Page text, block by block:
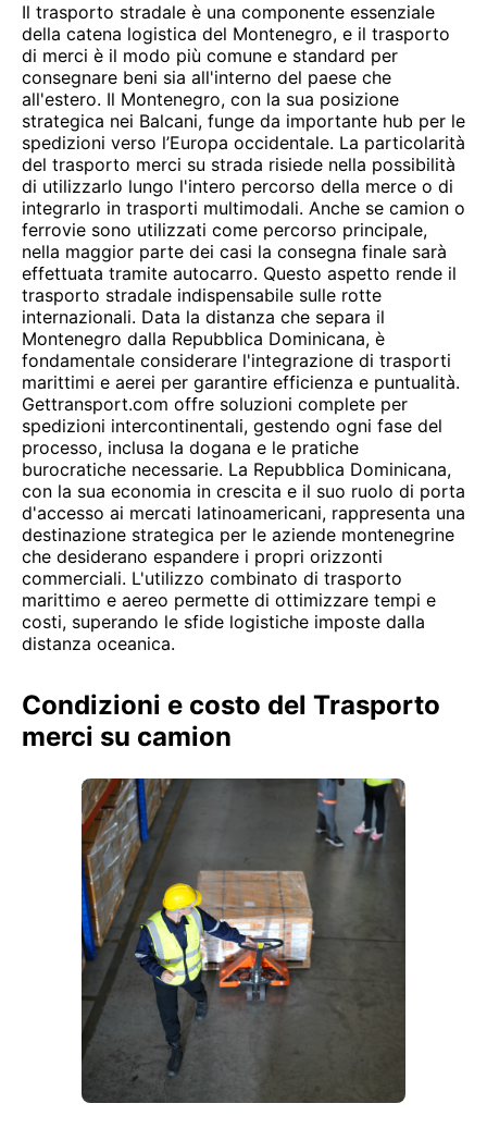
Il trasporto stradale è una componente essenziale
della catena logistica del Montenegro, e il trasporto
di merci è il modo più comune e standard per
consegnare beni sia all'interno del paese che
all'estero. Il Montenegro, con la sua posizione
strategica nei Balcani, funge da importante hub per le
spedizioni verso l’Europa occidentale. La particolarità
del trasporto merci su strada risiede nella possibilità
di utilizzarlo lungo l'intero percorso della merce o di
integrarlo in trasporti multimodali. Anche se camion o
ferrovie sono utilizzati come percorso principale,
nella maggior parte dei casi la consegna finale sarà
effettuata tramite autocarro. Questo aspetto rende il
trasporto stradale indispensabile sulle rotte
internazionali. Data la distanza che separa il
Montenegro dalla Repubblica Dominicana, è
fondamentale considerare l'integrazione di trasporti
marittimi e aerei per garantire efficienza e puntualità.
Gettransport.com offre soluzioni complete per
spedizioni intercontinentali, gestendo ogni fase del
processo, inclusa la dogana e le pratiche
burocratiche necessarie. La Repubblica Dominicana,
con la sua economia in crescita e il suo ruolo di porta
d'accesso ai mercati latinoamericani, rappresenta una
destinazione strategica per le aziende montenegrine
che desiderano espandere i propri orizzonti
commerciali. L'utilizzo combinato di trasporto
marittimo e aereo permette di ottimizzare tempi e
costi, superando le sfide logistiche imposte dalla
distanza oceanica.
Condizioni e costo del Trasporto
merci su camion